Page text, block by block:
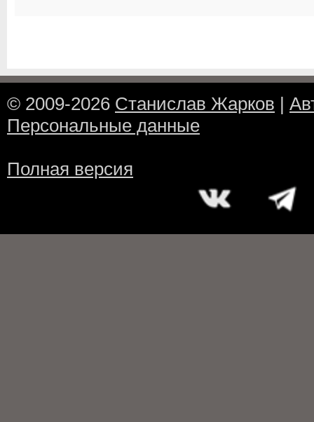
© 2009-2026 Станислав Жарков |
Персональные данные
Полная версия